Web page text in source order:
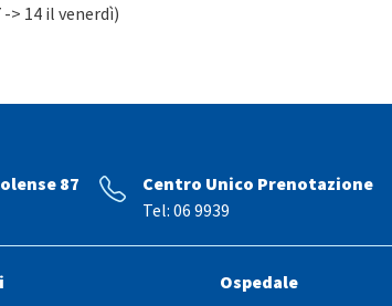
> 14 il venerdì)
87
Centro Unico Prenotazione
Tel: 06 9939
Ospedale